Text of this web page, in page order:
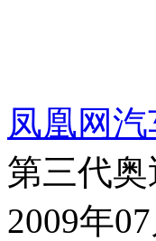
凤凰网汽
第三代
2009年